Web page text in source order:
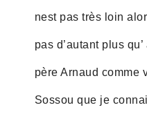
nest pas très loin
pas d’autant plus
père Arnaud comme
Sossou que je